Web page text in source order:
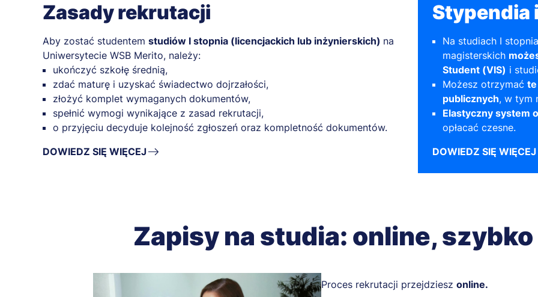
Zasady rekrutacji
Aby zostać studentem studiów I stopnia (licencjackich lub inżynierskich) na
Uniwersytecie WSB Merito, należy:
ukończyć szkołę średnią,
zdać maturę i uzyskać świadectwo dojrzałości,
złożyć komplet wymaganych dokumentów,
spełnić wymogi wynikające z zasad rekrutacji,
o przyjęciu decyduje kolejność zgłoszeń oraz kompletność dokumentów.
DOWIEDZ SIĘ WIĘCEJ
Stypendia
Na studiach I
magisterskich
Student (VIS) i
Możesz otrzymać
publicznych, w tym
Elastyczny system
opłacać czesne.
DOWIEDZ SIĘ WIĘCEJ
Zapisy na studia: online,
Proces rekrutacji przejdziesz online.